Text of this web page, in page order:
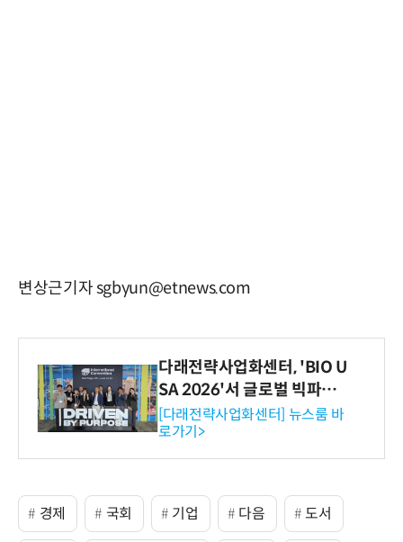
변상근기자 sgbyun@etnews.com
다래전략사업화센터, 'BIO U
SA 2026'서 글로벌 빅파마
와의 비즈니스 미팅 지원…K
-바이오 해외 진출 교두보 확
보
[다래전략사업화센터] 뉴스룸 바
로가기>
경제 국회 기업 다음 도서